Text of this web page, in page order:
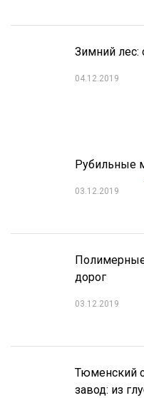
Зимний лес:
04.12.2019
Рубильные
03.12.2019
дорог
03.12.2019
Тюменский
завод: из